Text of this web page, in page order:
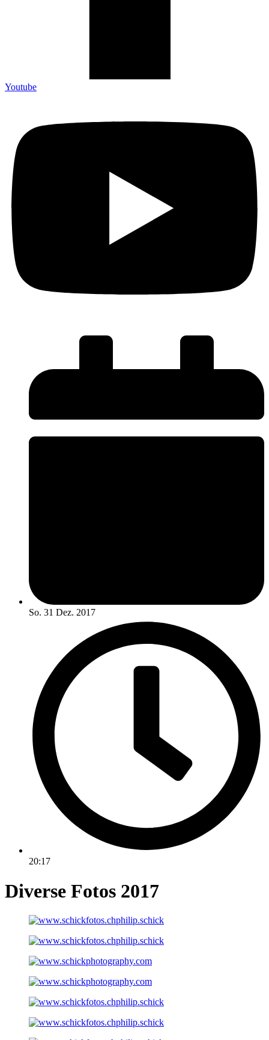
Youtube
So. 31 Dez. 2017
20:17
Diverse Fotos 2017